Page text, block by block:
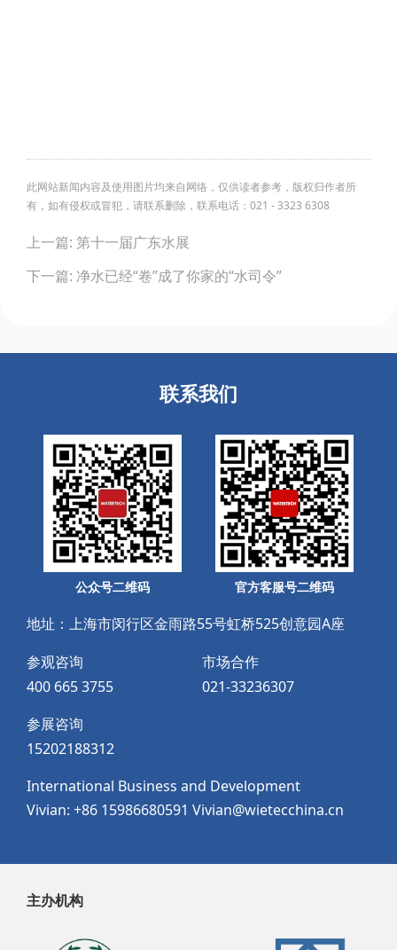
此网站新闻内容及使用图片均来自网络，仅供读者参考，版权归作者所
有，如有侵权或冒犯，请联系删除，联系电话：021 - 3323 6308
navigation
上一篇: 第十一届广东水展
下一篇: 净水已经“卷”成了你家的“水司令”
联系我们
公众号二维码 官方客服号二维码
地址：上海市闵行区金雨路55号虹桥525创意园A座
参观咨询
400 665 3755
市场合作
021-33236307
参展咨询
15202188312
International Business and Development
Vivian: +86 15986680591 Vivian@wietecchina.cn
主办机构